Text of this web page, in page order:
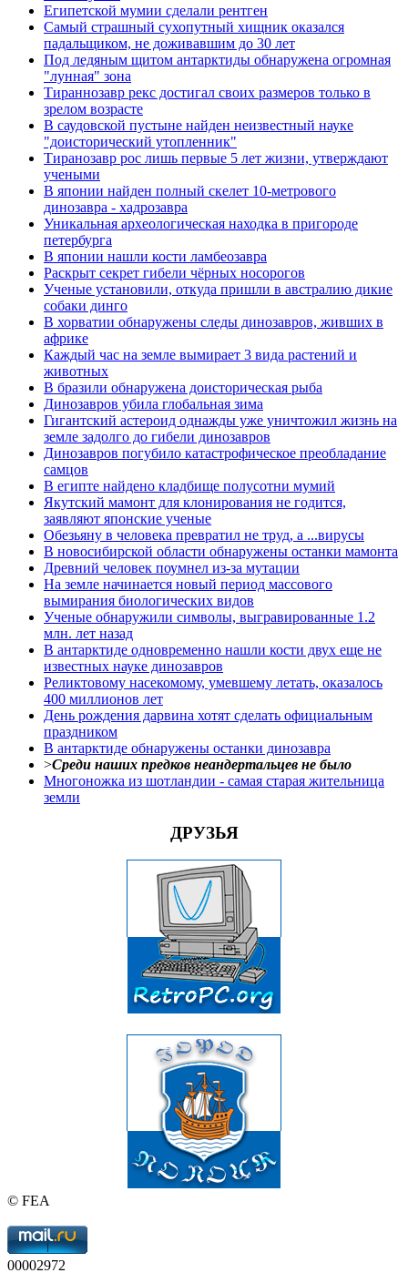
Египетской мумии сделали рентген
Самый страшный сухопутный хищник оказался
падальщиком, не доживавшим до 30 лет
Под ледяным щитом антарктиды обнаружена огромная
"лунная" зона
Тираннозавр рекс достигал своих размеров только в
зрелом возрасте
В саудовской пустыне найден неизвестный науке
"доисторический утопленник"
Тиранозавр рос лишь первые 5 лет жизни, утверждают
учеными
В японии найден полный скелет 10-метрового
динозавра - хадрозавра
Уникальная археологическая находка в пригороде
петербурга
В японии нашли кости ламбеозавра
Раскрыт секрет гибели чёрных носорогов
Ученые установили, откуда пришли в австралию дикие
собаки динго
В хорватии обнаружены следы динозавров, живших в
африке
Каждый час на земле вымирает 3 вида растений и
животных
В бразили обнаружена доисторическая рыба
Динозавров убила глобальная зима
Гигантский астероид однажды уже уничтожил жизнь на
земле задолго до гибели динозавров
Динозавров погубило катастрофическое преобладание
самцов
В египте найдено кладбище полусотни мумий
Якутский мамонт для клонирования не годится,
заявляют японские ученые
Обезьяну в человека превратил не труд, а ...вирусы
В новосибирской области обнаружены останки мамонта
Древний человек поумнел из-за мутации
На земле начинается новый период массового
вымирания биологических видов
Ученые обнаружили символы, выгравированные 1.2
млн. лет назад
В антарктиде одновременно нашли кости двух еще не
известных науке динозавров
Реликтовому насекомому, умевшему летать, оказалось
400 миллионов лет
День рождения дарвина хотят сделать официальным
праздником
В антарктиде обнаружены останки динозавра
>Среди наших предков неандертальцев не было
Многоножка из шотландии - самая старая жительница
земли
ДРУЗЬЯ
© FEA
00002972